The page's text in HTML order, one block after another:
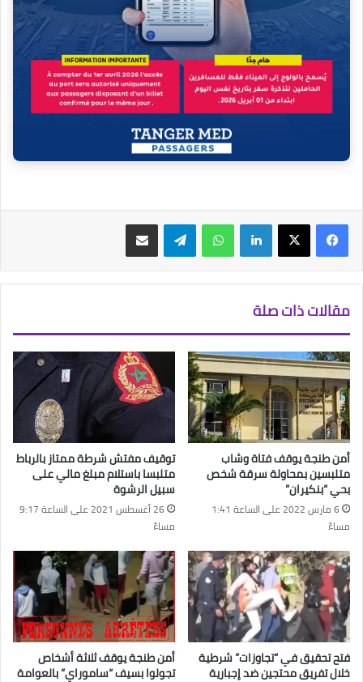
فيسبوك‫X لينكدإن واتساب تيلقرام مشاركة عبر البريد
مقالات ذات صلة
أمن طنجة يوقف فتاة وشاب
متلبسين بمحاولة سرقة شخص
بحي “بنكيران”
6 مارس 2022 على الساعة 1:41
مساءً
توقيف مفتش شرطة ممتاز بالرباط
متلبسا باستلام مبلغ مالي على
سبيل الرشوة
26 أغسطس 2021 على الساعة 9:17
مساءً
فتح تحقيق في “تجاوزات” شرطية
خلال تفريق محتجين ضد إجبارية
أمن طنجة يوقف ثلاثة أشخاص
تجولوا بسيف “ساموراي” بالعوامة